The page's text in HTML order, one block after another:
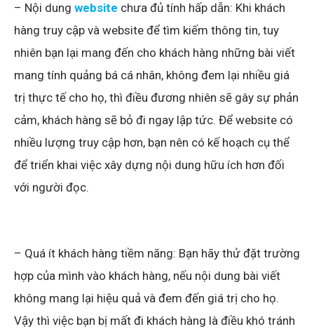
– Nội dung website chưa đủ tính hấp dẫn: Khi khách
hàng truy cập và website để tìm kiếm thông tin, tuy
nhiên bạn lại mang đến cho khách hàng những bài viết
mang tính quảng bá cá nhân, không đem lại nhiều giá
trị thực tế cho họ, thì điều đương nhiên sẽ gây sự phản
cảm, khách hàng sẽ bỏ đi ngay lập tức. Để website có
nhiều lượng truy cập hơn, bạn nên có kế hoạch cụ thể
để triển khai việc xây dựng nội dung hữu ích hơn đối
với người đọc.
– Quá ít khách hàng tiềm năng: Bạn hãy thử đặt trường
hợp của mình vào khách hàng, nếu nội dung bài viết
không mang lại hiệu quả và đem đến giá trị cho họ.
Vậy thì việc bạn bị mất đi khách hàng là điều khó tránh